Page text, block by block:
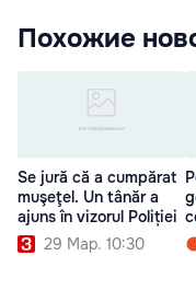
Похожие
Se jură că a cumpărat
muşeţel. Un tânăr a
ajuns în vizorul Poliției
29 Мар. 10:30